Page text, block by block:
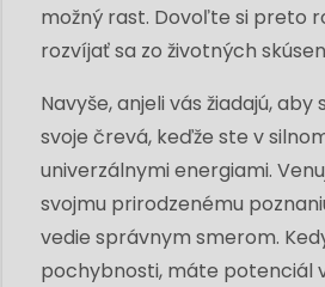
možný rast. Dovoľte si preto
rozvíjať sa zo životných
Navyše, anjeli vás žiadajú, aby
svoje črevá, keďže ste v
univerzálnymi energiami.
svojmu prirodzenému
vedie správnym smerom.
pochybnosti, máte potenciál